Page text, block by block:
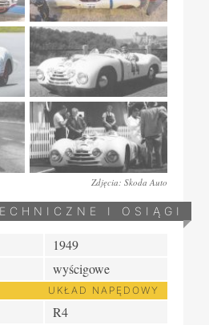
Zdjęcia: Skoda Auto
I OSIĄGI
1949
wyścigowe
UKŁAD NAPĘDOWY
R4